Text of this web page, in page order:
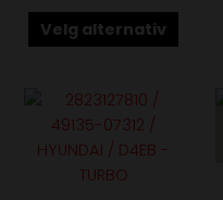
Velg alternativ
produktsiden
Dette
produktet
har